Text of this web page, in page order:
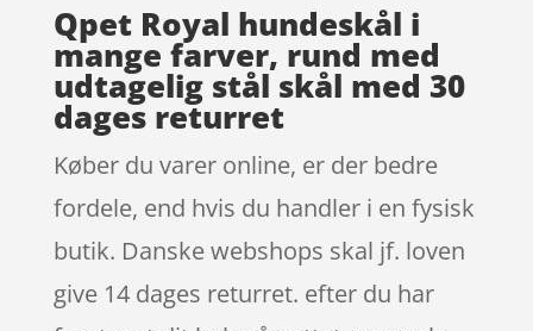
Qpet Royal hundeskål i
mange farver, rund med
udtagelig stål skål med 30
dages returret
Køber du varer online, er der bedre
fordele, end hvis du handler i en fysisk
butik. Danske webshops skal jf. loven
give 14 dages returret. efter du har